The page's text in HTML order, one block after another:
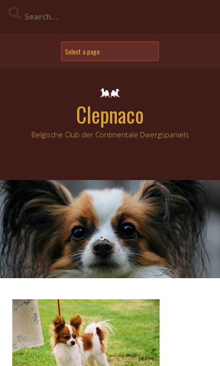
Clepnaco
Belgische Club der Continentale Dwergspaniels